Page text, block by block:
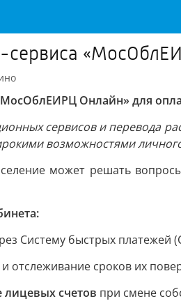
сервиса
Онлайн» для
сервисов и перевода
возможностями
может решать
Систему быстрых платежей
и отслеживание сроков их
счетов при смене